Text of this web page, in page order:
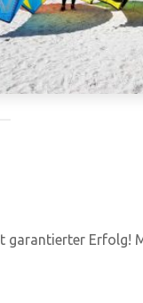
garantierter Erfolg!